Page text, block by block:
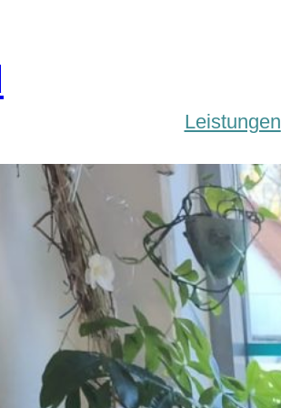
Leistungen